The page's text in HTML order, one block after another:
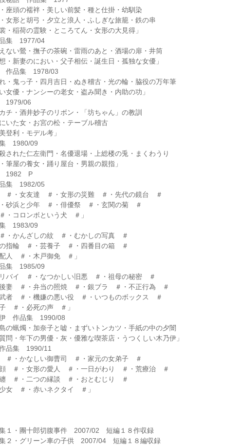
座頭の襦袢・美しい前髪・種と仕掛・幼馴染
形と胡弓・夕立と浪人・ふしぎな旅籠・鉄の串
稲荷の霊験・ところてん・女形の大見得」
集 1977/04
ない鶯・撫子の茶碗・雷雨のあと・酒場の扉・井筒
新妻のにおい・父子相伝・誕生日・孤独な女優」
作品集 1978/03
・鬼っ子・四月吉日・ぬき稽古・光の輪・脇役の万年筆
優・ナンシーの老女・盗み聞き・内助の功」
1979/06
チ・酒井妙子のリボン・「坊ちゃん」の教訓
た女・お宮の松・テーブル稽古
利・モデル考」
1980/09
された仁左衛門・名優退場・上総楼の兎・まくわうり
屋の養女・踊り屋台・男親の親指」
1982 P
集 1982/05
＃・女友達 ＃・女形の災難 ＃・先代の鏡台 ＃
砂浜と少年 ＃・俳優祭 ＃・玄関の菊 ＃
・コロンボという犬 ＃」
1983/09
・かんざしの紋 ＃・むかしの写真 ＃
指輪 ＃・芸養子 ＃・四番目の箱 ＃
＃・木戸御免 ＃」
集 1985/09
バイ ＃・なつかしい旧悪 ＃・祖母の秘密 ＃
妻 ＃・弁当の照焼 ＃・銀ブラ ＃・不正行為 ＃
＃・機嫌の悪い役 ＃・いつものボックス ＃
＃・必死の声 ＃」
伊 作品集 1990/08
の蝋燭・加奈子と嘘・まずいトンカツ・手紙の中の夕闇
・年下の男優・灰・優雅な喫茶店・うつくしい木乃伊」
品集 1990/11
・かなしい御曹司 ＃・家元の女弟子 ＃
＃・女形の愛人 ＃・一日がわり ＃・荒療治 ＃
＃・二つの縁談 ＃・おとむじり ＃
＃・赤いネクタイ ＃」
１・團十郎切腹事件 2007/02 短編１８作収録
２・グリーン車の子供 2007/04 短編１８編収録